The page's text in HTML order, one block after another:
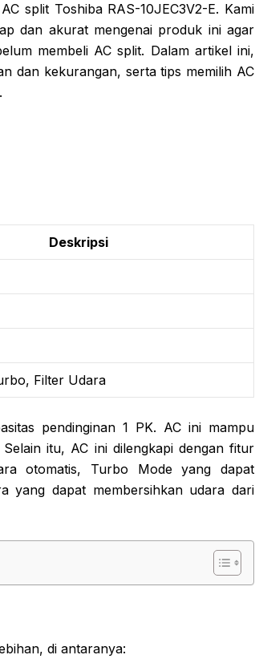
split Toshiba RAS-10JEC3V2-E. Kami
dan akurat mengenai produk ini agar
membeli AC split. Dalam artikel ini,
dan kekurangan, serta tips memilih AC
Deskripsi
Filter Udara
pendinginan 1 PK. AC ini mampu
itu, AC ini dilengkapi dengan fitur
otomatis, Turbo Mode yang dapat
yang dapat membersihkan udara dari
di antaranya: